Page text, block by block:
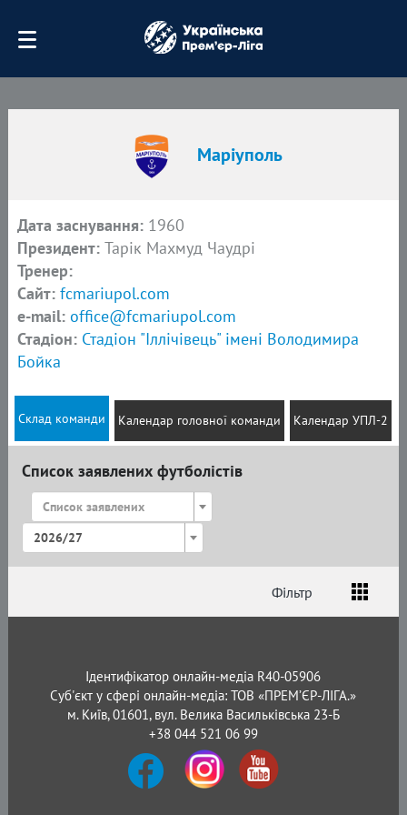
Маріуполь
Дата заснування: 1960
Президент: Тарік Махмуд Чаудрі
Тренер:
Сайт: fcmariupol.com
e-mail: office@fcmariupol.com
Стадіон: Стадіон "Іллічівець" імені Володимира
Бойка
Склад команди Календар головної команди Календар УПЛ-2
Список заявлених футболістів
Список заявлених
2026/27
Фільтр
Список
Амплуа Громадянство
Ідентифікатор онлайн-медіа R40-05906
Суб'єкт у сфері онлайн-медіа: ТОВ «ПРЕМ’ЄР-ЛІГА.»
м. Київ, 01601, вул. Велика Васильківська 23-Б
+38 044 521 06 99